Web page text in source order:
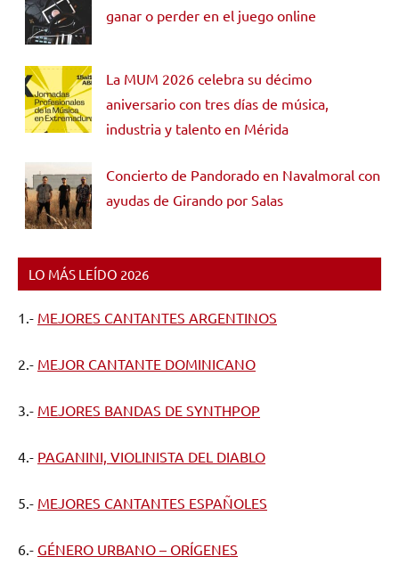
ganar o perder en el juego online
La MUM 2026 celebra su décimo
aniversario con tres días de música,
industria y talento en Mérida
Concierto de Pandorado en Navalmoral con
ayudas de Girando por Salas
LO MÁS LEÍDO 2026
1.- MEJORES CANTANTES ARGENTINOS
2.- MEJOR CANTANTE DOMINICANO
3.- MEJORES BANDAS DE SYNTHPOP
4.- PAGANINI, VIOLINISTA DEL DIABLO
5.- MEJORES CANTANTES ESPAÑOLES
6.- GÉNERO URBANO – ORÍGENES